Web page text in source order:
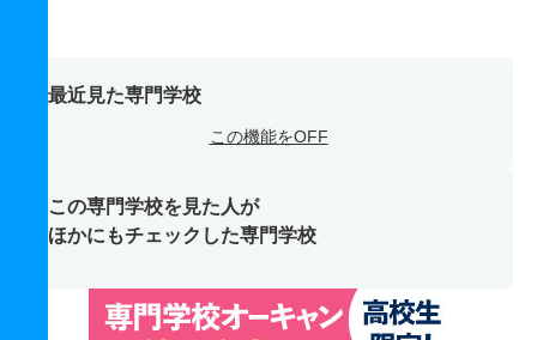
最近見た専門学校
この機能をOFF
この専門学校を見た人が
ほかにもチェックした専門学校